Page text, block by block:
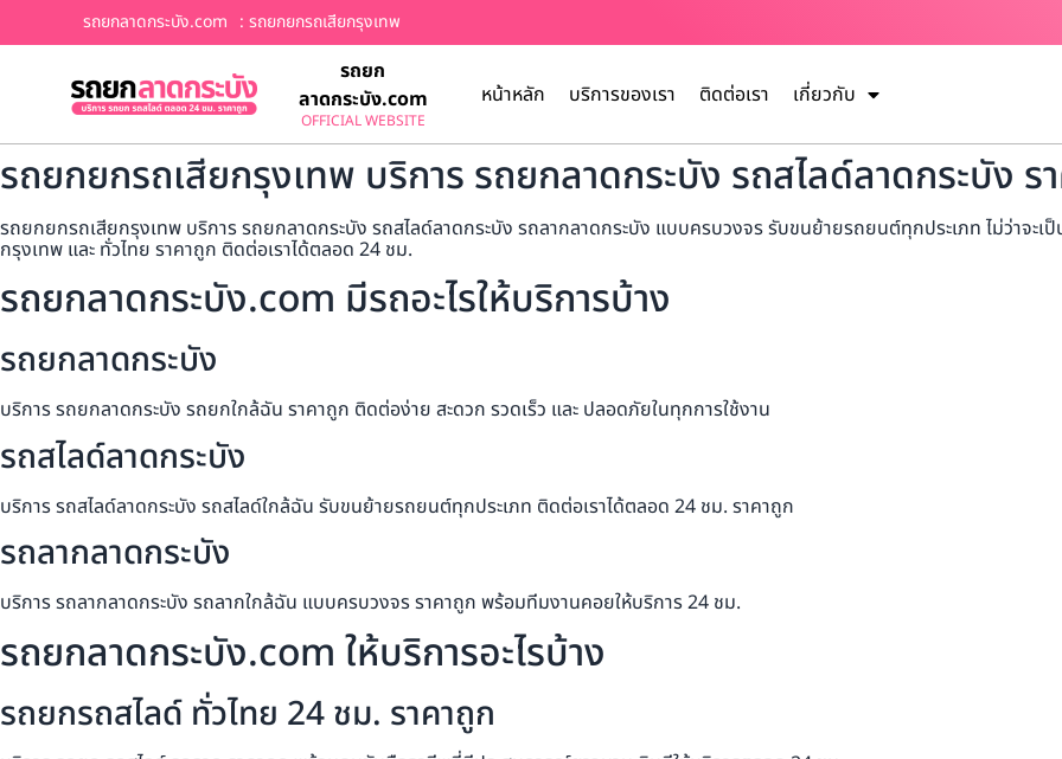
รถยกลาดกระบัง.com : รถยกยกรถเสียกรุงเทพ
รถยก
ลาดกระบัง.com
OFFICIAL WEBSITE
หน้าหลัก บริการของเรา ติดต่อเรา เกี่ยวกับ
รถยกยกรถเสียกรุงเทพ บริการ รถยกลาดกระบัง รถสไลด์ลาดกระบัง
รถยกยกรถเสียกรุงเทพ บริการ รถยกลาดกระบัง รถสไลด์ลาดกระบัง รถลากลาดกระบัง แบบครบวงจร รับขนย้ายรถยนต์ทุกประเภท ไม่ว่าจะเ
กรุงเทพ และ ทั่วไทย ราคาถูก ติดต่อเราได้ตลอด 24 ชม.
รถยกลาดกระบัง.com มีรถอะไรให้บริการบ้าง
รถยกลาดกระบัง
บริการ รถยกลาดกระบัง รถยกใกล้ฉัน ราคาถูก ติดต่อง่าย สะดวก รวดเร็ว และ ปลอดภัยในทุกการใช้งาน
รถสไลด์ลาดกระบัง
บริการ รถสไลด์ลาดกระบัง รถสไลด์ใกล้ฉัน รับขนย้ายรถยนต์ทุกประเภท ติดต่อเราได้ตลอด 24 ชม. ราคาถูก
รถลากลาดกระบัง
บริการ รถลากลาดกระบัง รถลากใกล้ฉัน แบบครบวงจร ราคาถูก พร้อมทีมงานคอยให้บริการ 24 ชม.
รถยกลาดกระบัง.com ให้บริการอะไรบ้าง
รถยกรถสไลด์ ทั่วไทย 24 ชม. ราคาถูก